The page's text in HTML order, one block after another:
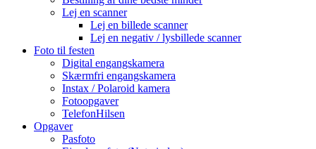
Lej en scanner
Lej en billede scanner
Lej en negativ / lysbillede scanner
Foto til festen
Digital engangskamera
Skærmfri engangskamera
Instax / Polaroid kamera
Fotoopgaver
TelefonHilsen
Opgaver
Pasfoto